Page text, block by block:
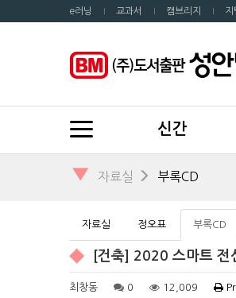
e러닝 교과서 캠브리지 지
신간
▼ 자료실 부록CD
자료실 정오표 부록CD
[건축] 2020 스마트 전
최창동 0 12,009